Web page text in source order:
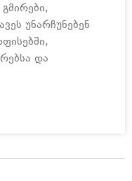
უნარჩუნებენ
და